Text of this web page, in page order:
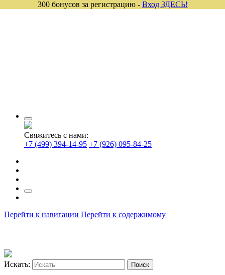
Свяжитесь с нами:
+7 (499) 394-14-95 +7 (926) 095-84-25
Перейти к навигации Перейти к содержимому
Искать:
300 бонусов за регистрацию - Вход ЗДЕСЬ!